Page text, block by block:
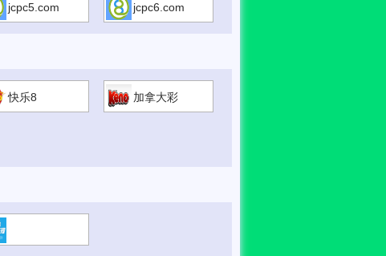
jcpc5.com jcpc6.com
快乐8 加拿大彩